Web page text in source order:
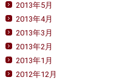
2013年5月
2013年4月
2013年3月
2013年2月
2013年1月
2012年12月